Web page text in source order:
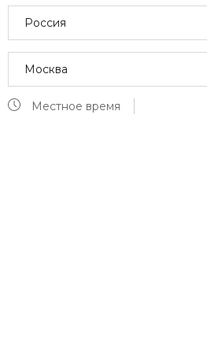
Россия
Москва
Местное время